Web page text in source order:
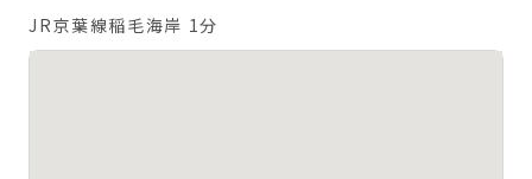
JR京葉線稲毛海岸 1分